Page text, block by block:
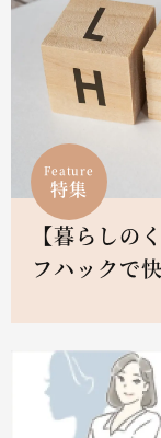
Feature
特集
【暮らしの
フハックで